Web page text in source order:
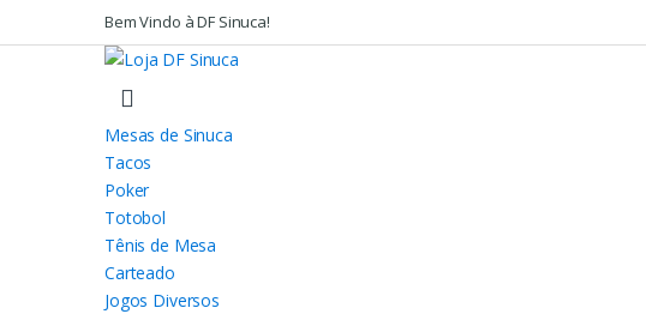
Bem Vindo à DF Sinuca!
Mesas de Sinuca
Tacos
Poker
Totobol
Tênis de Mesa
Carteado
Jogos Diversos